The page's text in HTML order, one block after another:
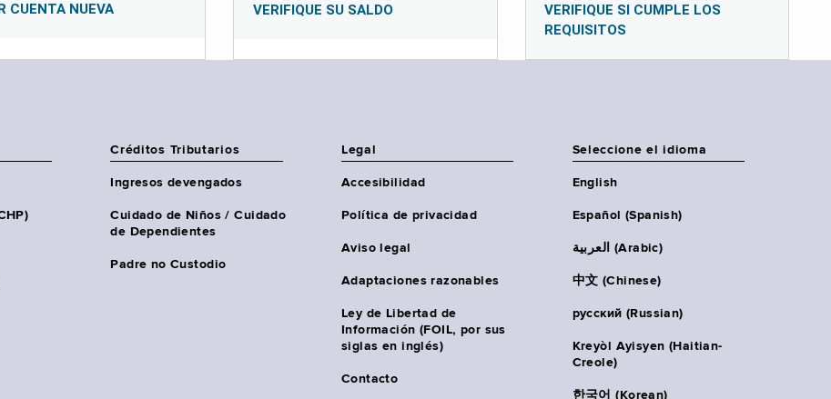
CUENTA NUEVA VERIFIQUE SU SALDO
VERIFIQUE SI CUMPLE LOS
REQUISITOS
Créditos Tributarios
Ingresos devengados
Cuidado de Niños / Cuidado
de Dependientes
Padre no Custodio
Legal
Accesibilidad
Política de privacidad
Aviso legal
Adaptaciones razonables
Ley de Libertad de
Información (FOIL, por sus
siglas en inglés)
Contacto
Seleccione el idioma
English
Español (Spanish)
العربية (Arabic)
中文 (Chinese)
русский (Russian)
Kreyòl Ayisyen (Haitian-
Creole)
한국어 (Korean)